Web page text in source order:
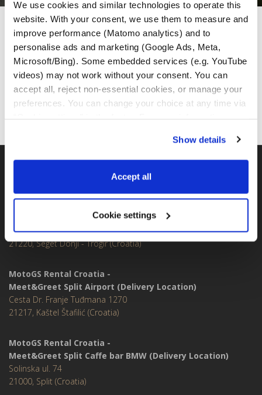
We use cookies and similar technologies to operate this
website. With your consent, we use them to measure and
improve performance (Matomo analytics) and to
personalise ads and marketing (Google Ads, Meta,
Microsoft/Bing). Some embedded services (e.g. YouTube
videos) may not work without your consent. You can
accept all, reject non-essential cookies, or manage your
preferences. You can change your choice at any time via
Show details
Accept all
Cookie settings
MotoGS Rental Socios
(Meet&Greet Service Trogir)
Kralja Tomislava 13
21220, Seget Donji - Trogir (Croatia)
MotoGS Rental Croatia -
Meet&Greet Split Airport (Delivery Location)
Cesta Dr. Franje Tuđmana 1270
21217, Kaštel Štafilić (Croatia)
MotoGS Rental Croatia -
Meet&Greet Split Caffe bar BMW (Delivery Location)
Solinska ul. 74
21000, Split (Croatia)